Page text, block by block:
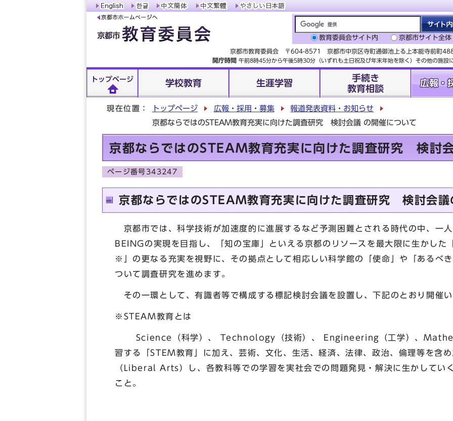
教育委員会サイト内 京都市サイト全体
京都市教育委員会 〒604-8571 京都市中京区寺町通御池上る上本能寺前町
開庁時間 午前8時45分から午後5時30分（いずれも土日祝及び年末年始を除く）その他の施設
トップページ 学校教育 生涯学習
手続き
教育相談
広報・
現在位置： トップページ 広報・採用・募集
報道発表資料・お知らせ
京都ならではのSTEAM教育充実に向けた調査研究 検討会議 の開催について
京都ならではのSTEAM教育充実に向けた調査研究 検討
ページ番号343247
京都ならではのSTEAM教育充実に向けた調査研究 検討会議
京都市では、科学技術が加速度的に進展するなど予測困難とされる時代の中、一
BEINGの実現を目指し、「知の宝庫」といえる京都のリソースを最大限に生かした
※」の更なる充実を視野に、その拠点として相応しい科学館の「使命」や「あるべ
ついて調査研究を進めます。
その一環として、有識者等で構成する標記検討会議を設置し、下記のとおり開催い
※STEAM教育とは
Science（科学）、 Technology（技術）、 Engineering（工学）、
習する「STEM教育」に加え、芸術、文化、生活、経済、法律、政治、倫理等を含
（Liberal Arts）し、各教科等での学習を実社会での問題発見・解決に生かしてい
こと。